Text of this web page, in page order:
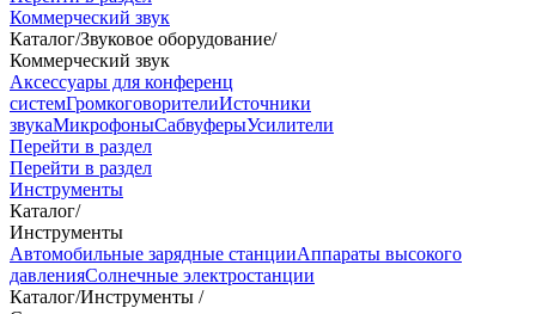
Коммерческий звук
Каталог/Звуковое оборудование/
Коммерческий звук
Аксессуары для конференц
системГромкоговорителиИсточники
звукаМикрофоныСабвуферыУсилители
Перейти в раздел
Перейти в раздел
Инструменты
Каталог/
Инструменты
Автомобильные зарядные станцииАппараты высокого
давленияСолнечные электростанции
Каталог/Инструменты /